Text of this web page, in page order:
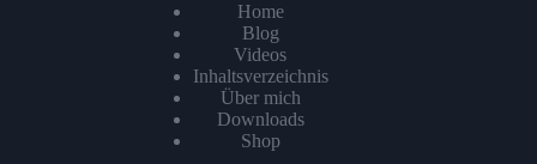
Home
Blog
Videos
Inhaltsverzeichnis
Über mich
Downloads
Shop